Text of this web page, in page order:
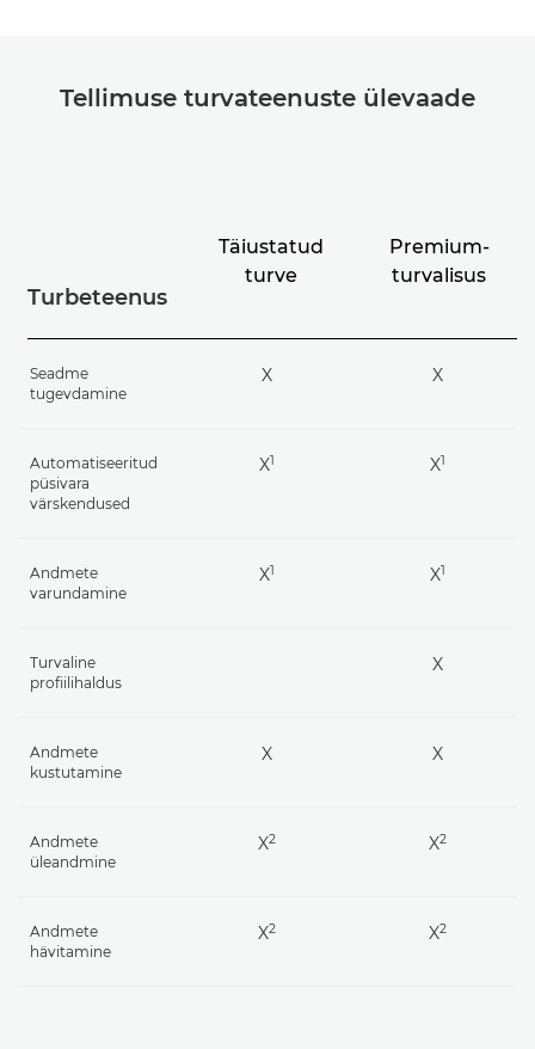
Tellimuse turvateenuste ülevaade
Turbeteenus
Täiustatud
turve
Premium-
turvalisus
Seadme
tugevdamine
X X
Automatiseeritud
püsivara
värskendused
X1 X1
Andmete
varundamine
X1 X1
Turvaline
profiilihaldus
X
Andmete
kustutamine
X X
Andmete
üleandmine
X2 X2
Andmete
hävitamine
X2 X2